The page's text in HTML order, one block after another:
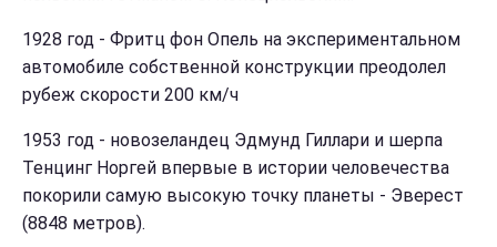
1928 год - Фритц фон Опель на экспериментальном
автомобиле собственной конструкции преодолел
рубеж скорости 200 км/ч
1953 год - новозеландец Эдмунд Гиллари и шерпа
Тенцинг Норгей впервые в истории человечества
покорили самую высокую точку планеты - Эверест
(8848 метров).